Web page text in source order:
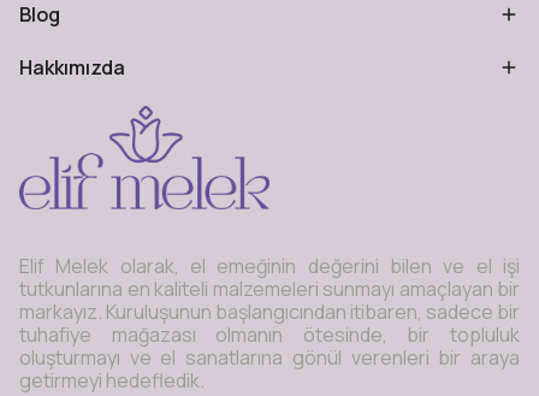
Blog
Hakkımızda
Elif Melek olarak, el emeğinin değerini bilen ve el işi
tutkunlarına en kaliteli malzemeleri sunmayı amaçlayan bir
markayız. Kuruluşunun başlangıcından itibaren, sadece bir
tuhafiye mağazası olmanın ötesinde, bir topluluk
oluşturmayı ve el sanatlarına gönül verenleri bir araya
getirmeyi hedefledik.